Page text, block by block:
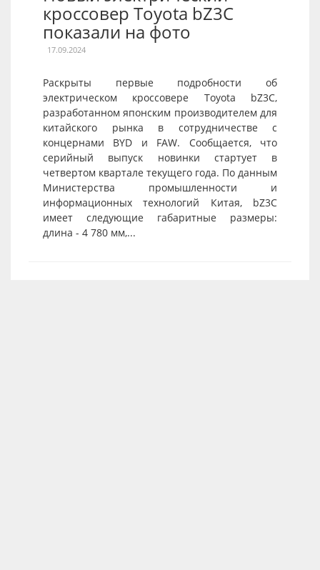
кроссовер Toyota bZ3C
показали на фото
17.09.2024
Раскрыты первые подробности об
электрическом кроссовере Toyota bZ3C,
разработанном японским производителем для
китайского рынка в сотрудничестве с
концернами BYD и FAW. Сообщается, что
серийный выпуск новинки стартует в
четвертом квартале текущего года. По данным
Министерства промышленности и
информационных технологий Китая, bZ3C
имеет следующие габаритные размеры:
длина - 4 780 мм,...